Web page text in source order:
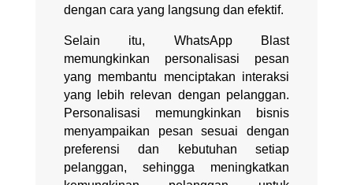
dengan cara yang langsung dan efektif.
Selain itu, WhatsApp Blast
memungkinkan personalisasi pesan
yang membantu menciptakan interaksi
yang lebih relevan dengan pelanggan.
Personalisasi memungkinkan bisnis
menyampaikan pesan sesuai dengan
preferensi dan kebutuhan setiap
pelanggan, sehingga meningkatkan